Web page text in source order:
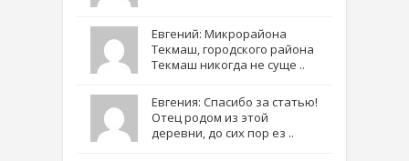
Евгений: Микрорайона
Текмаш, городского района
Текмаш никогда не суще ..
Евгения: Спасибо за статью!
Отец родом из этой
деревни, до сих пор ез ..